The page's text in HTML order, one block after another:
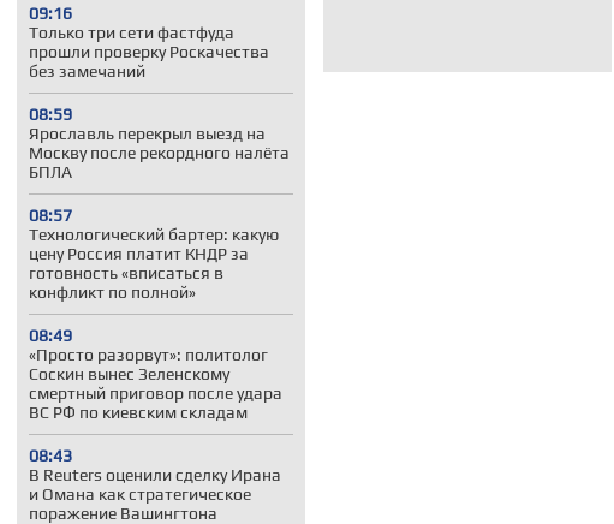
09:16
Только три сети фастфуда
прошли проверку Роскачества
без замечаний
08:59
Ярославль перекрыл выезд на
Москву после рекордного налёта
БПЛА
08:57
Технологический бартер: какую
цену Россия платит КНДР за
готовность «вписаться в
конфликт по полной»
08:49
«Просто разорвут»: политолог
Соскин вынес Зеленскому
смертный приговор после удара
ВС РФ по киевским складам
08:43
В Reuters оценили сделку Ирана
и Омана как стратегическое
поражение Вашингтона